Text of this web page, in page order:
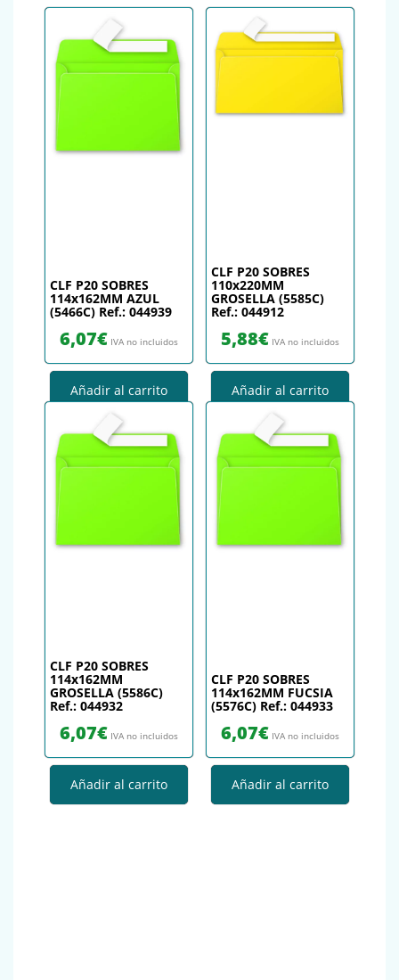
CLF P20 SOBRES
114x162MM AZUL
(5466C) Ref.: 044939
6,07€ IVA no incluidos
Añadir al carrito
CLF P20 SOBRES
110x220MM
GROSELLA (5585C)
Ref.: 044912
5,88€ IVA no incluidos
Añadir al carrito
CLF P20 SOBRES
114x162MM
GROSELLA (5586C)
Ref.: 044932
6,07€ IVA no incluidos
Añadir al carrito
CLF P20 SOBRES
114x162MM FUCSIA
(5576C) Ref.: 044933
6,07€ IVA no incluidos
Añadir al carrito